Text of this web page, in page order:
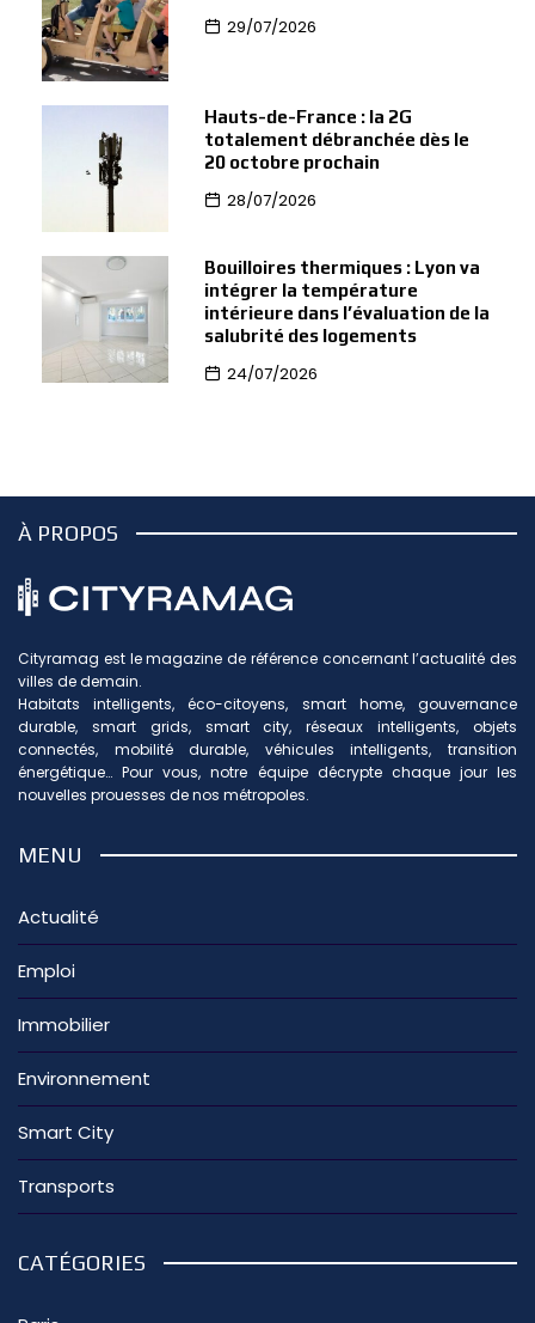
29/07/2026
Hauts-de-France : la 2G
totalement débranchée dès le
20 octobre prochain
28/07/2026
Bouilloires thermiques : Lyon va
intégrer la température
intérieure dans l’évaluation de la
salubrité des logements
24/07/2026
À PROPOS
Cityramag est le magazine de référence concernant l’actualité des
villes de demain.
Habitats intelligents, éco-citoyens, smart home, gouvernance
durable, smart grids, smart city, réseaux intelligents, objets
connectés, mobilité durable, véhicules intelligents, transition
énergétique… Pour vous, notre équipe décrypte chaque jour les
nouvelles prouesses de nos métropoles.
MENU
Actualité
Emploi
Immobilier
Environnement
Smart City
Transports
CATÉGORIES